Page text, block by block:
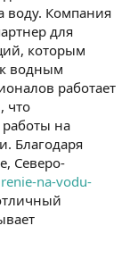
воду. Компания
для
которым
водным
работает
что
на
Благодаря
Северо-
na-vodu-